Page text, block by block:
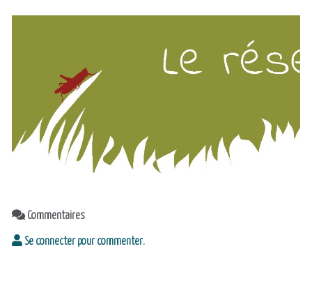
Commentaires
Se connecter pour commenter.